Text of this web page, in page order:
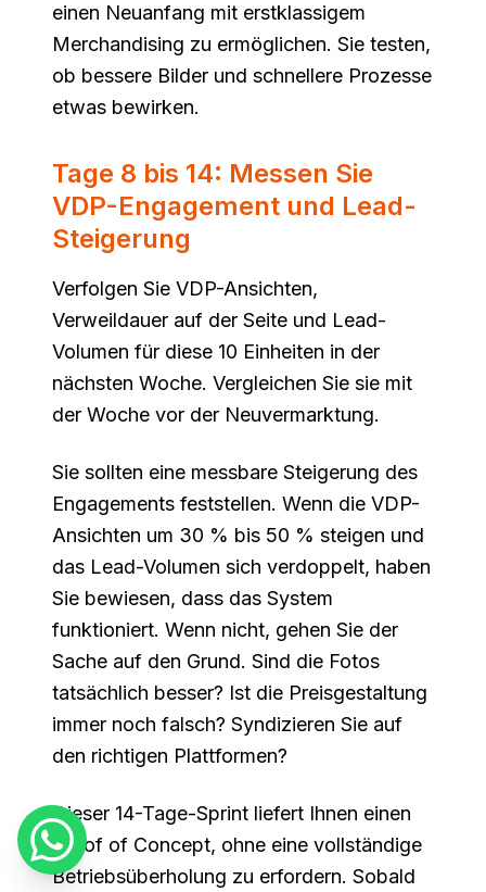
einen Neuanfang mit erstklassigem
Merchandising zu ermöglichen. Sie testen,
ob bessere Bilder und schnellere Prozesse
etwas bewirken.
Tage 8 bis 14: Messen Sie
VDP-Engagement und Lead-
Steigerung
Verfolgen Sie VDP-Ansichten,
Verweildauer auf der Seite und Lead-
Volumen für diese 10 Einheiten in der
nächsten Woche. Vergleichen Sie sie mit
der Woche vor der Neuvermarktung.
Sie sollten eine messbare Steigerung des
Engagements feststellen. Wenn die VDP-
Ansichten um 30 % bis 50 % steigen und
das Lead-Volumen sich verdoppelt, haben
Sie bewiesen, dass das System
funktioniert. Wenn nicht, gehen Sie der
Sache auf den Grund. Sind die Fotos
tatsächlich besser? Ist die Preisgestaltung
immer noch falsch? Syndizieren Sie auf
den richtigen Plattformen?
Dieser 14-Tage-Sprint liefert Ihnen einen
Proof of Concept, ohne eine vollständige
Betriebsüberholung zu erfordern. Sobald